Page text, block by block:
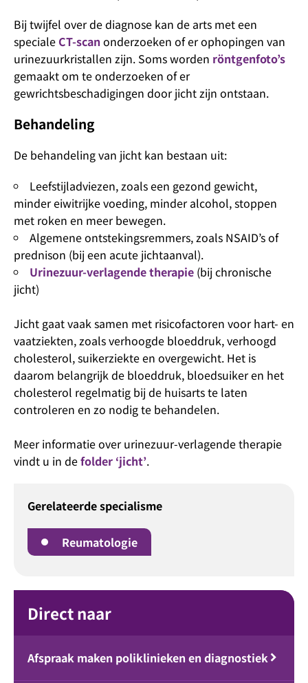
Bij twijfel over de diagnose kan de arts met een
specialeCT-scan onderzoeken of er ophopingen van
urinezuurkristallen zijn. Soms worden röntgenfoto’s
gemaakt om te onderzoeken of er
gewrichtsbeschadigingen door jicht zijn ontstaan.
Behandeling
De behandeling van jicht kan bestaan uit:
Leefstijladviezen, zoals een gezond gewicht,
minder eiwitrijke voeding, minder alcohol, stoppen
met roken en meer bewegen.
Algemene ontstekingsremmers, zoals NSAID’s of
prednison (bij een acute jichtaanval).
Urinezuur-verlagende therapie (bij chronische
jicht)
Jicht gaat vaak samen met risicofactoren voor hart- en
vaatziekten, zoals verhoogde bloeddruk, verhoogd
cholesterol, suikerziekte en overgewicht. Het is
daarom belangrijk de bloeddruk, bloedsuiker en het
cholesterol regelmatig bij de huisarts te laten
controleren en zo nodig te behandelen.
Meer informatie over urinezuur-verlagende therapie
vindt u in defolder ‘jicht’.
Gerelateerde specialisme
Reumatologie
Direct naar
Afspraak maken poliklinieken en diagnostiek